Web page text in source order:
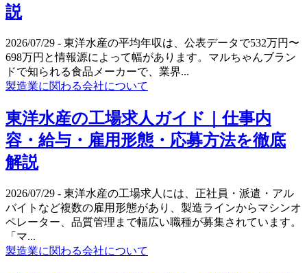
説
2026/07/29 - 東洋水産の平均年収は、公表データで532万円〜
698万円と情報源によって幅があります。マルちゃんブラン
ドで知られる食品メーカーで、業界...
製造業に関わる会社について
東洋水産の工場求人ガイド｜仕事内
容・給与・雇用形態・応募方法を徹底
解説
2026/07/29 - 東洋水産の工場求人には、正社員・派遣・アル
バイトなど複数の雇用形態があり、製造ラインからマシンオ
ペレーター、品質管理まで幅広い職種が募集されています。
「マ...
製造業に関わる会社について